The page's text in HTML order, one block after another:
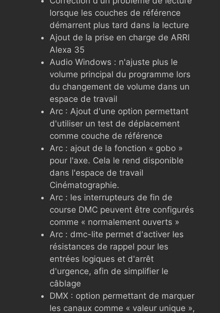
lorsque les couches de référence
démarrent plus tard dans la lecture
Ajout de la prise en charge de ARRI
Alexa 35
Audio Windows : n'ajuste plus le
volume principal du programme lors
du changement de volume dans un
espace de travail
Arc : Ajout d'une option permettant
d'utiliser un test de déplacement
comme couche de référence
Arc : ajout de la fonction « gobo »
pour l'axe. Cela le rend disponible
dans l'espace de travail
Cinématographie.
Arc : les interrupteurs de fin de
course DMC peuvent être configurés
comme « normalement ouverts »
Arc : dmc-lite permet d'activer les
résistances de rappel pour les
entrées logiques et d'arrêt
d'urgence, afin de simplifier le
câblage
DMX : option permettant de marquer
les canaux comme « valeur unique »,